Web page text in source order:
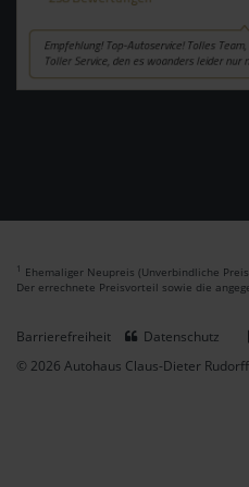
1 Ehemaliger Neupreis (Unverbindliche
Der errechnete Preisvorteil sowie die
Barrierefreiheit Datenschutz
© 2026 Autohaus Claus-Dieter